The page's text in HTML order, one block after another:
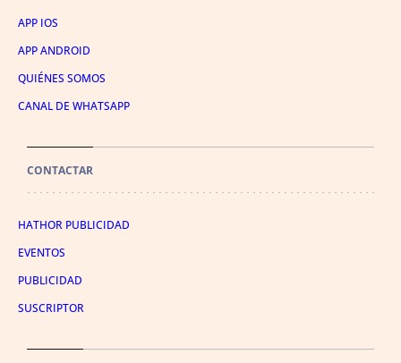
APP IOS
APP ANDROID
QUIÉNES SOMOS
CANAL DE WHATSAPP
CONTACTAR
HATHOR PUBLICIDAD
EVENTOS
PUBLICIDAD
SUSCRIPTOR